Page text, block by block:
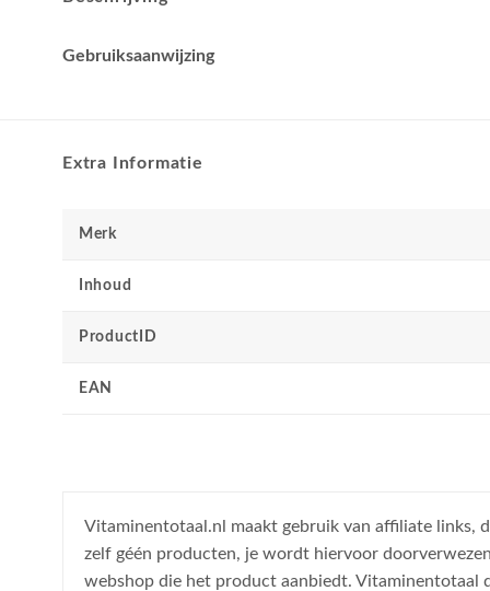
Gebruiksaanwijzing
Extra Informatie
Merk
Inhoud
ProductID
EAN
Vitaminentotaal.nl maakt gebruik van affiliate links,
zelf géén producten, je wordt hiervoor
webshop die het product aanbiedt. Vitaminentotaal